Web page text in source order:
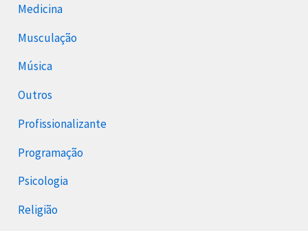
Medicina
Musculação
Música
Outros
Profissionalizante
Programação
Psicologia
Religião